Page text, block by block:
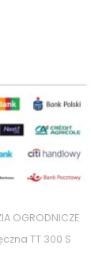
OGRODNICZE
TT 300 S